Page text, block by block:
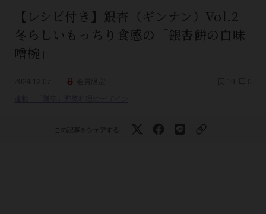
【レシピ付き】銀杏（ギンナン）Vol.2
冬らしいもっちり食感の「銀杏餅の白味
噌椀」
この記事をシェアする